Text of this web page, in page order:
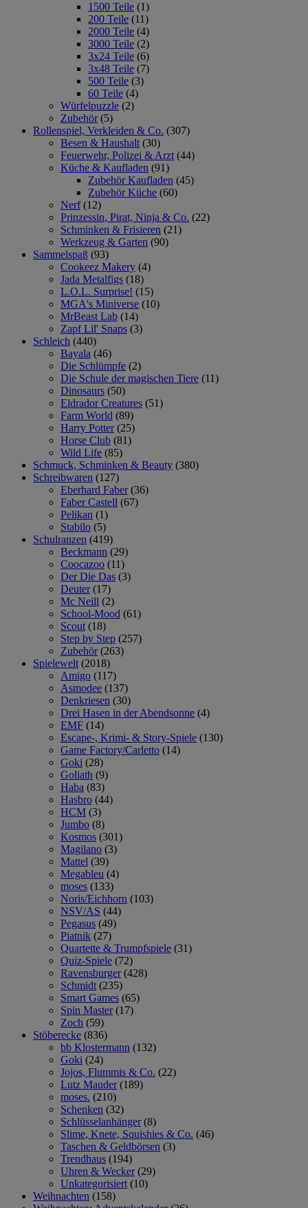
1500 Teile (1)
200 Teile (11)
2000 Teile (4)
3000 Teile (2)
3x24 Teile (6)
3x48 Teile (7)
500 Teile (3)
60 Teile (4)
Würfelpuzzle (2)
Zubehör (5)
Rollenspiel, Verkleiden & Co. (307)
Besen & Haushalt (30)
Feuerwehr, Polizei & Arzt (44)
Küche & Kaufladen (91)
Zubehör Kaufladen (45)
Zubehör Küche (60)
Nerf (12)
Prinzessin, Pirat, Ninja & Co. (22)
Schminken & Frisieren (21)
Werkzeug & Garten (90)
Sammelspaß (93)
Cookeez Makery (4)
Jada Metalfigs (18)
L.O.L. Surprise! (15)
MGA's Miniverse (10)
MrBeast Lab (14)
Zapf Lil' Snaps (3)
Schleich (440)
Bayala (46)
Die Schlümpfe (2)
Die Schule der magischen Tiere (11)
Dinosaurs (50)
Eldrador Creatures (51)
Farm World (89)
Harry Potter (25)
Horse Club (81)
Wild Life (85)
Schmuck, Schminken & Beauty (380)
Schreibwaren (127)
Eberhard Faber (36)
Faber Castell (67)
Pelikan (1)
Stabilo (5)
Schulranzen (419)
Beckmann (29)
Coocazoo (11)
Der Die Das (3)
Deuter (17)
Mc Neill (2)
School-Mood (61)
Scout (18)
Step by Step (257)
Zubehör (263)
Spielewelt (2018)
Amigo (117)
Asmodee (137)
Denkriesen (30)
Drei Hasen in der Abendsonne (4)
EMF (14)
Escape-, Krimi- & Story-Spiele (130)
Game Factory/Carletto (14)
Goki (28)
Goliath (9)
Haba (83)
Hasbro (44)
HCM (3)
Jumbo (8)
Kosmos (301)
Magilano (3)
Mattel (39)
Megableu (4)
moses (133)
Noris/Eichhorn (103)
NSV/AS (44)
Pegasus (49)
Piatnik (27)
Quartette & Trumpfspiele (31)
Quiz-Spiele (72)
Ravensburger (428)
Schmidt (235)
Smart Games (65)
Spin Master (17)
Zoch (59)
Stöberecke (836)
bb Klostermann (132)
Goki (24)
Jojos, Flummis & Co. (22)
Lutz Mauder (189)
moses. (210)
Schenken (32)
Schlüsselanhänger (8)
Slime, Knete, Squishies & Co. (46)
Taschen & Geldbörsen (3)
Trendhaus (194)
Uhren & Wecker (29)
Unkategorisiert (10)
Weihnachten (158)